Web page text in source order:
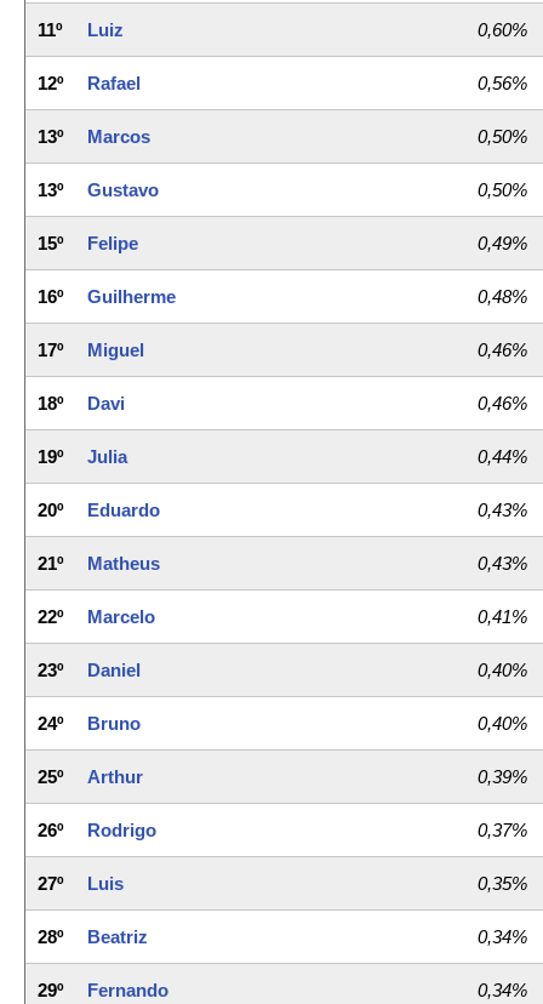
11º Luiz 0,60%
12º Rafael 0,56%
13º Marcos 0,50%
13º Gustavo 0,50%
15º Felipe 0,49%
16º Guilherme 0,48%
17º Miguel 0,46%
18º Davi 0,46%
19º Julia 0,44%
20º Eduardo 0,43%
21º Matheus 0,43%
22º Marcelo 0,41%
23º Daniel 0,40%
24º Bruno 0,40%
25º Arthur 0,39%
26º Rodrigo 0,37%
27º Luis 0,35%
28º Beatriz 0,34%
29º Fernando 0,34%